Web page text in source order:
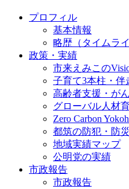
プロフィル
基本情報
略歴（タイムライ
政策・実績
市来えみこの
子育て3本柱・伴
高齢者支援・が
グローバル人材
Zero Carbon
都筑の防犯・防
地域実績マップ
公明党の実績
市政報告
市政報告